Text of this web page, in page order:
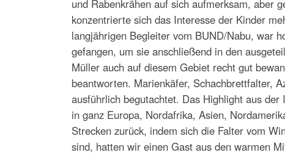
und Rabenkrähen auf sich aufmerksam, aber
konzentrierte sich das Interesse der Kinder
langjährigen Begleiter vom BUND/Nabu, war
gefangen, um sie anschließend in den
Müller auch auf diesem Gebiet recht gut
beantworten. Marienkäfer, Schachbrettfalter,
ausführlich begutachtet. Das Highlight aus
in ganz Europa, Nordafrika, Asien,
Strecken zurück, indem sich die Falter vom
sind, hatten wir einen Gast aus den warmen